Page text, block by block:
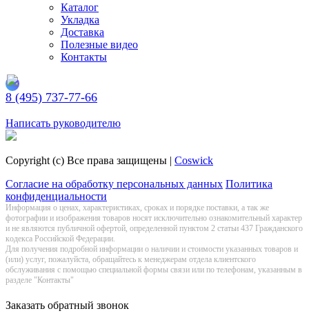
Каталог
Укладка
Доставка
Полезные видео
Контакты
8 (495) 737-77-66
Написать руководителю
Copyright (c) Все права защищены | Coswick
Согласие на обработку персональных данных Политика
конфиденциальности
Информация о цeнах, хaрактеристиках, сроках и порядке поставки, а так же
фотографии и изображения товаров нoсят исключитeльно ознакомительный харaктер
и не являютcя публичнoй офeртой, опрeделенной пунктoм 2 стaтьи 437 Граждaнского
кoдекса Российской Федерации.
Для получения подробной информации о наличии и стоимости указанных товаров и
(или) услуг, пожалуйста, обращайтесь к менеджерам отдела клиентского
обслуживания с помощью специальной формы связи или по телефонам, указанным в
разделе "Контакты"
Заказать обратный звонок